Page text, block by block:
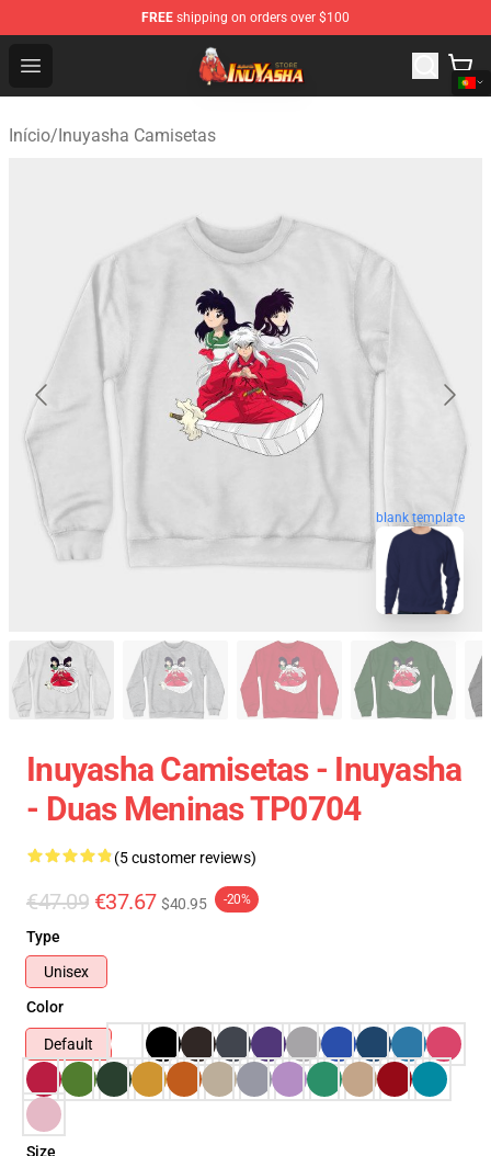
FREE shipping on orders over $100
Open menu
Inuyasha Store - Official Inuyasha Merchandise Shop
Início/Inuyasha Camisetas
blank template
Inuyasha Camisetas - Inuyasha
- Duas Meninas TP0704
(5 customer reviews)
€47.09 €37.67 $40.95 -20%
Type
Unisex
Color
Default
Size